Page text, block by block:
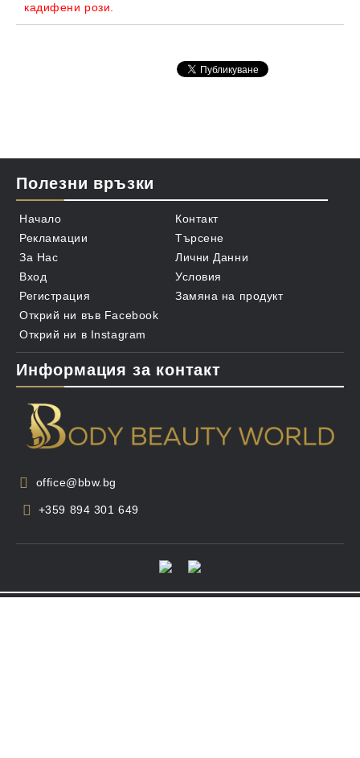
кадифени рози.
Полезни връзки
Начало
Рекламации
За Нас
Вход
Регистрация
Контакт
Търсене
Лични Данни
Условия
Замяна на продукт
Открий ни във Facebook
Открий ни в Instagram
Информация за контакт
office@bbw.bg
+359 894 301 649